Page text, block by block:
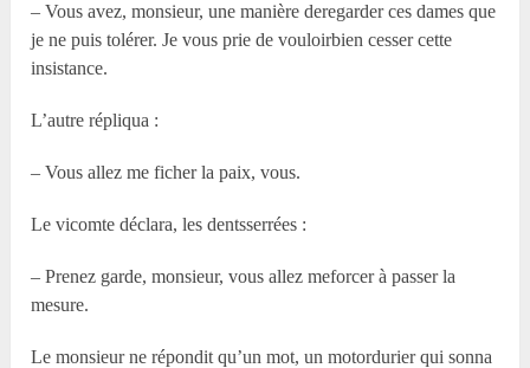
– Vous avez, monsieur, une manière deregarder ces dames que
je ne puis tolérer. Je vous prie de vouloirbien cesser cette
insistance.
L’autre répliqua :
– Vous allez me ficher la paix, vous.
Le vicomte déclara, les dentsserrées :
– Prenez garde, monsieur, vous allez meforcer à passer la
mesure.
Le monsieur ne répondit qu’un mot, un motordurier qui sonna